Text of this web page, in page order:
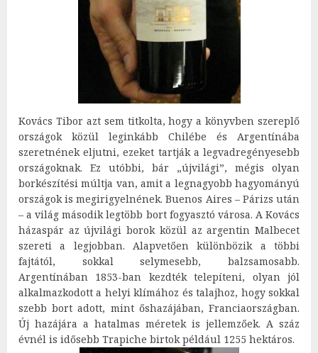
Kovács Tibor azt sem titkolta, hogy a könyvben szereplő
országok közül leginkább Chilébe és Argentínába
szeretnének eljutni, ezeket tartják a legvadregényesebb
országoknak. Ez utóbbi, bár „újvilági”, mégis olyan
borkészítési múltja van, amit a legnagyobb hagyományú
országok is megirigyelnének. Buenos Aires – Párizs után
– a világ második legtöbb bort fogyasztó városa. A Kovács
házaspár az újvilági borok közül az argentin Malbecet
szereti a legjobban. Alapvetően különbözik a többi
fajtától, sokkal selymesebb, balzsamosabb.
Argentínában 1853-ban kezdték telepíteni, olyan jól
alkalmazkodott a helyi klímához és talajhoz, hogy sokkal
szebb bort adott, mint őshazájában, Franciaországban.
Új hazájára a hatalmas méretek is jellemzőek. A száz
évnél is idősebb Trapiche birtok például 1255 hektáros.